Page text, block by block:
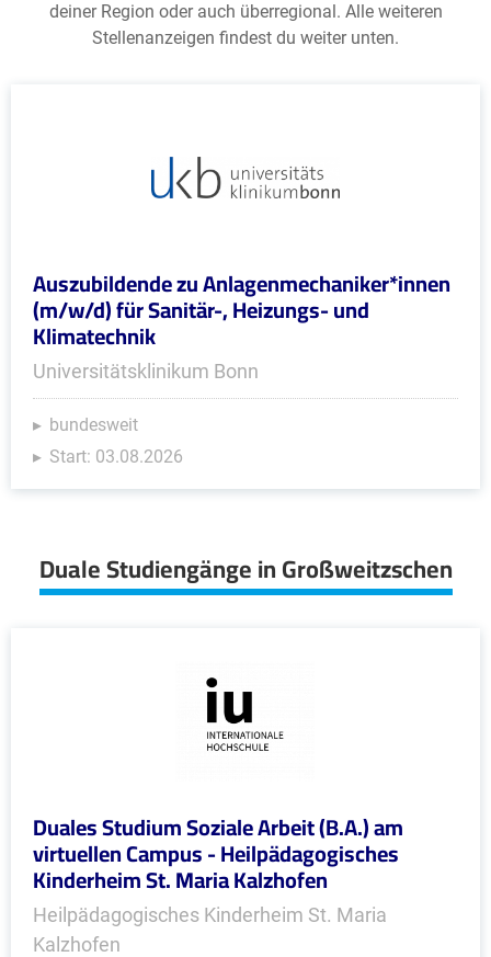
deiner Region oder auch überregional. Alle weiteren
Stellenanzeigen findest du weiter unten.
Auszubildende zu Anlagenmechaniker*innen
(m/w/d) für Sanitär-, Heizungs- und
Klimatechnik
Universitätsklinikum Bonn
bundesweit
Start: 03.08.2026
Duale Studiengänge in Großweitzschen
Duales Studium Soziale Arbeit (B.A.) am
virtuellen Campus - Heilpädagogisches
Kinderheim St. Maria Kalzhofen
Heilpädagogisches Kinderheim St. Maria
Kalzhofen